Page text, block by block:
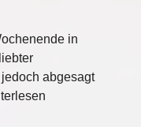
in
abgesagt